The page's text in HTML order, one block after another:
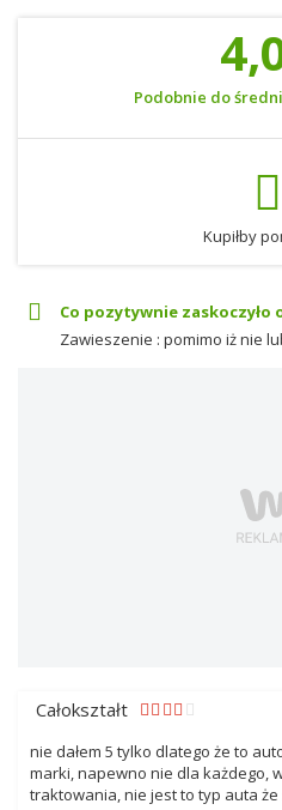
Podobnie do
Kupiłby
Co pozytywnie zaskoczyło
Zawieszenie : pomimo iż nie
Całokształt
nie dałem 5 tylko dlatego że to
marki, napewno nie dla każdego,
traktowania, nie jest to typ auta